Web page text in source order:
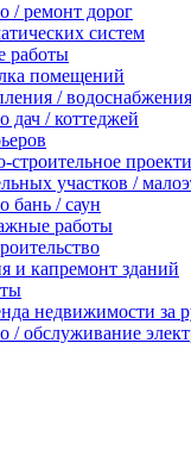
/ ремонт дорог
систем
работы
помещений
/
дач / коттеджей
строительное
участков /
бань / саун
работы
и капремонт зданий
недвижимости за
/ обслуживание